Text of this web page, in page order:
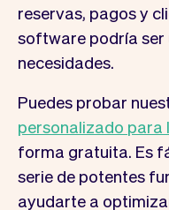
reservas, pagos y
software podría ser
necesidades.
Puedes probar
personalizado
forma gratuita. Es
serie de potentes
ayudarte a